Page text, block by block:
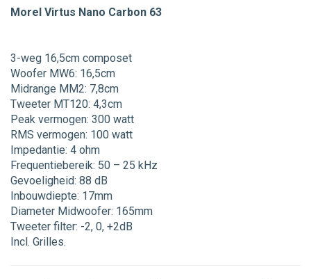
Morel Virtus Nano Carbon 63
3-weg 16,5cm composet
Woofer MW6: 16,5cm
Midrange MM2: 7,8cm
Tweeter MT120: 4,3cm
Peak vermogen: 300 watt
RMS vermogen: 100 watt
Impedantie: 4 ohm
Frequentiebereik: 50 – 25 kHz
Gevoeligheid: 88 dB
Inbouwdiepte: 17mm
Diameter Midwoofer: 165mm
Tweeter filter: -2, 0, +2dB
Incl. Grilles.